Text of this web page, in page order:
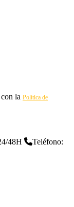
la Política de
48H
Teléfono: